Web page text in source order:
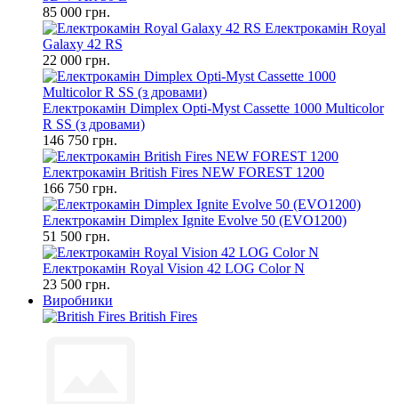
85 000 грн.
Електрокамін Royal
Galaxy 42 RS
22 000 грн.
Електрокамін Dimplex Opti-Myst Cassette 1000 Multicolor
R SS (з дровами)
146 750 грн.
Електрокамін British Fires NEW FOREST 1200
166 750 грн.
Електрокамін Dimplex Ignite Evolve 50 (EVO1200)
51 500 грн.
Електрокамін Royal Vision 42 LOG Color N
23 500 грн.
Виробники
British Fires